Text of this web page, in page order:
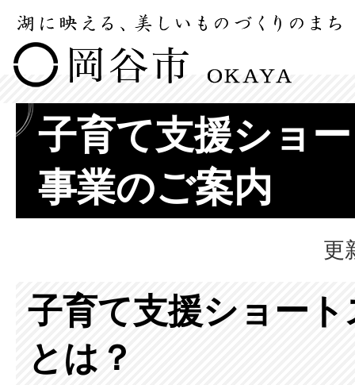
子育て支援ショ
事業のご案内
更
子育て支援ショー
とは？